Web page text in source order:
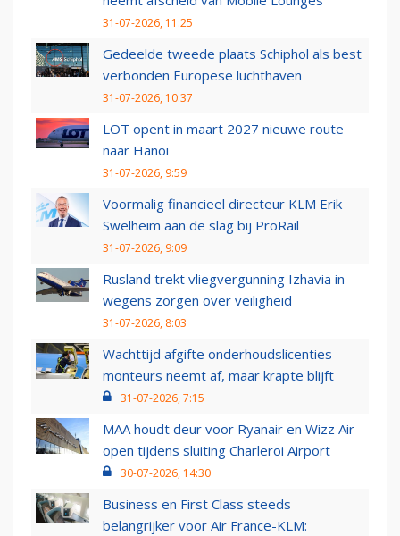
31-07-2026, 11:25
Gedeelde tweede plaats Schiphol als best
verbonden Europese luchthaven
31-07-2026, 10:37
LOT opent in maart 2027 nieuwe route
naar Hanoi
31-07-2026, 9:59
Voormalig financieel directeur KLM Erik
Swelheim aan de slag bij ProRail
31-07-2026, 9:09
Rusland trekt vliegvergunning Izhavia in
wegens zorgen over veiligheid
31-07-2026, 8:03
Wachttijd afgifte onderhoudslicenties
monteurs neemt af, maar krapte blijft
31-07-2026, 7:15
MAA houdt deur voor Ryanair en Wizz Air
open tijdens sluiting Charleroi Airport
30-07-2026, 14:30
Business en First Class steeds
belangrijker voor Air France-KLM: